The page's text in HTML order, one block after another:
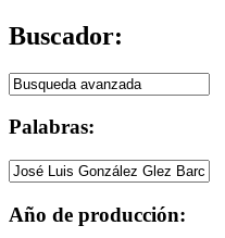
Buscador:
Palabras:
Año de producción: